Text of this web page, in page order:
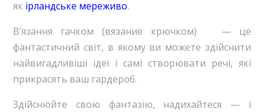
як ірландське мереживо.
В’язання гачком (вязание крючком) — це
фантастичний світ, в якому ви можете здійснити
найвигадливіші ідеї і самі створювати речі, які
прикрасять ваш гардероб.
Здійснюйте свою фантазію, надихайтеся — і